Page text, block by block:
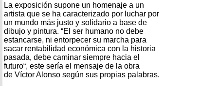
La exposición supone un homenaje a un
artista que se ha caracterizado por luchar por
un mundo más justo y solidario a base de
dibujo y pintura. “El ser humano no debe
estancarse, ni entorpecer su marcha para
sacar rentabilidad económica con la historia
pasada, debe caminar siempre hacia el
futuro“, este sería el mensaje de la obra
de Víctor Alonso según sus propias palabras.